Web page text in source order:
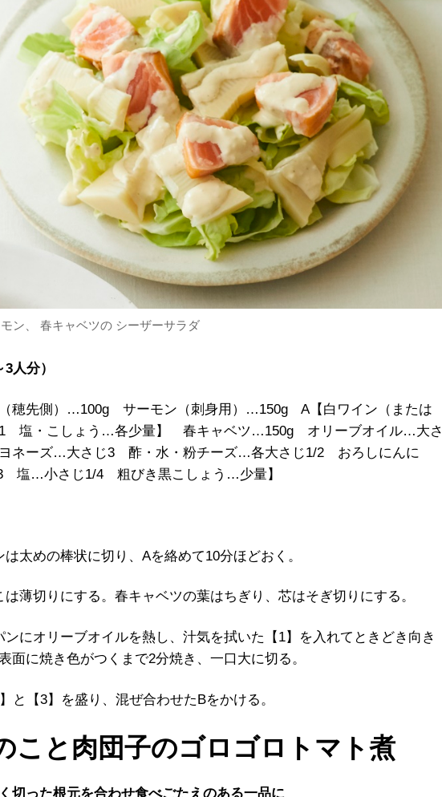
ン、 春キャベツの シーザーサラダ
人分）
穂先側）…100g サーモン（刺身用）…150g A【白ワイン（または
塩・こしょう…各少量】 春キャベツ…150g オリーブオイル…大さ
ネーズ…大さじ3 酢・水・粉チーズ…各大さじ1/2 おろしにんに
塩…小さじ1/4 粗びき黒こしょう…少量】
は太めの棒状に切り、Aを絡めて10分ほどおく。
は薄切りにする。春キャベツの葉はちぎり、芯はそぎ切りにする。
ンにオリーブオイルを熱し、汁気を拭いた【1】を入れてときどき向き
面に焼き色がつくまで2分焼き、一口大に切る。
と【3】を盛り、混ぜ合わせたBをかける。
こと肉団子のゴロゴロトマト煮
切った根元を合わせ食べごたえのある一品に